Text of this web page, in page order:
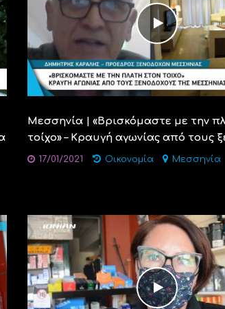
Μεσσηνία | «Βρισκόμαστε με την
τοίχο» – Κραυγή αγωνίας από τους
17/01/2021 Οικονομία Μεσσηνία